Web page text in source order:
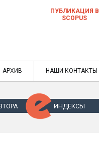
научных
журналенаучном
ПУБЛИКАЦИЯ В
SCOPUS
АРХИВ НАШИ КОНТАКТЫ
ИНДЕКСЫ